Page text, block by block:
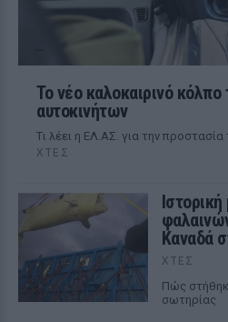
Το νέο καλοκαιρινό
αυτοκινήτων
Tι λέει η ΕΛ.ΑΣ. για την
ΧΤΕΣ
Καναδά
ΧΤΕΣ
Πώς
σωτηρίας